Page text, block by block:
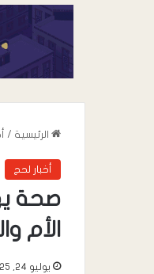
الرئيسية /
أخبار لحج
صحة
الأم
يوليو 24, 2025